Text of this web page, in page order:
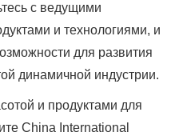
с ведущими
и технологиями, и
для развития
динамичной индустрии.
и продуктами для
China International